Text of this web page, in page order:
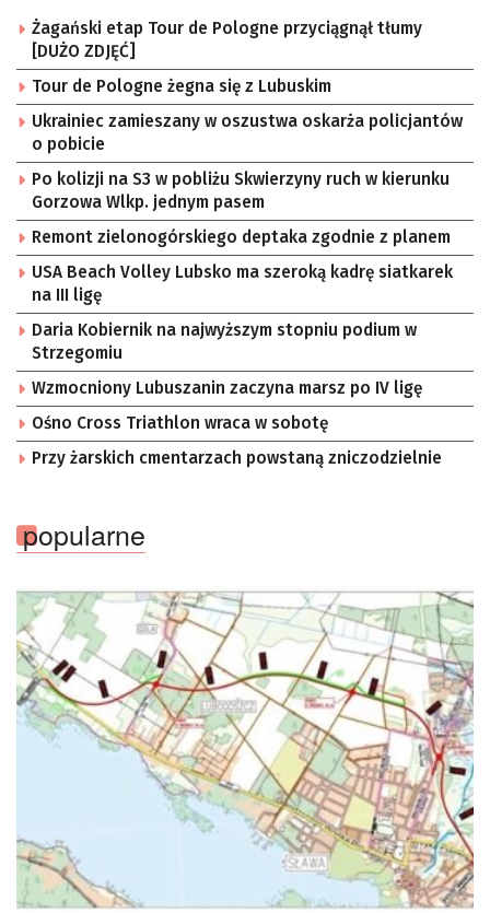
Żagański etap Tour de Pologne przyciągnął tłumy
[DUŻO ZDJĘĆ]
Tour de Pologne żegna się z Lubuskim
Ukrainiec zamieszany w oszustwa oskarża policjantów
o pobicie
Po kolizji na S3 w pobliżu Skwierzyny ruch w kierunku
Gorzowa Wlkp. jednym pasem
Remont zielonogórskiego deptaka zgodnie z planem
USA Beach Volley Lubsko ma szeroką kadrę siatkarek
na III ligę
Daria Kobiernik na najwyższym stopniu podium w
Strzegomiu
Wzmocniony Lubuszanin zaczyna marsz po IV ligę
Ośno Cross Triathlon wraca w sobotę
Przy żarskich cmentarzach powstaną zniczodzielnie
popularne